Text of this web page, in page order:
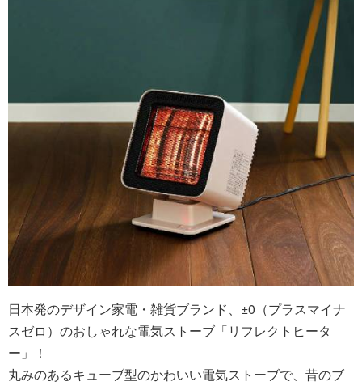
日本発のデザイン家電・雑貨ブランド、±0（プラスマイナ
スゼロ）のおしゃれな電気ストーブ「リフレクトヒータ
ー」！
丸みのあるキューブ型のかわいい電気ストーブで、昔のブ